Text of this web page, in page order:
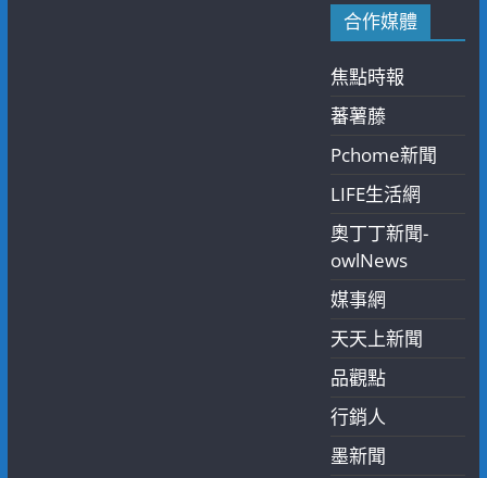
合作媒體
焦點時報
蕃薯藤
Pchome新聞
LIFE生活網
奧丁丁新聞-
owlNews
媒事網
天天上新聞
品觀點
行銷人
墨新聞